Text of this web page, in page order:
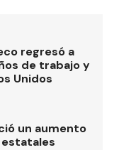
regresó a
de trabajo y
Unidos
un aumento
estatales